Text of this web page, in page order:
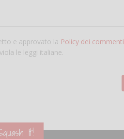
e approvato la Policy dei commenti
le leggi italiane.
It!